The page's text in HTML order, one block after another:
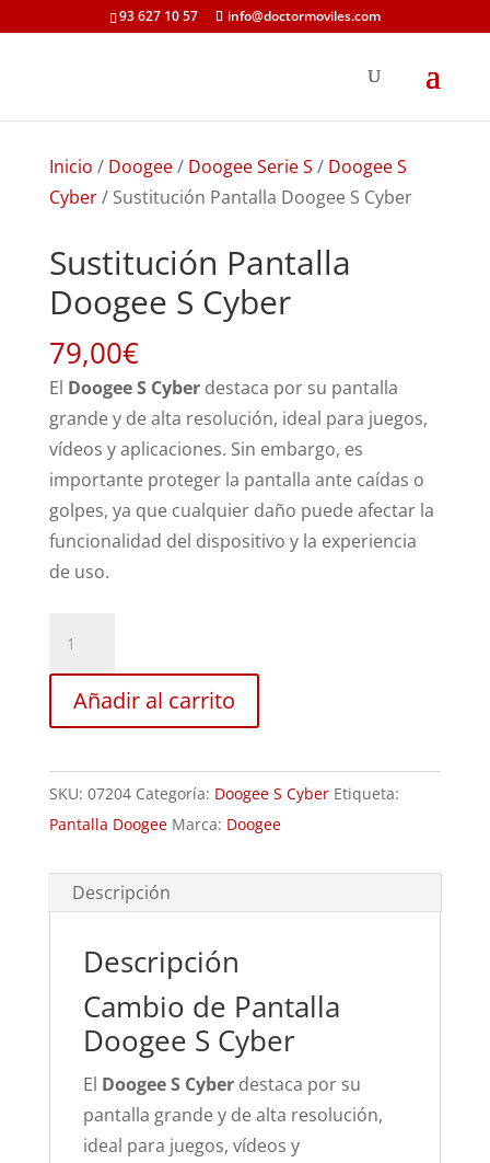
93 627 10 57 info@doctormoviles.com
Inicio / Doogee/ Doogee Serie S / Doogee S
Cyber/ Sustitución Pantalla Doogee S Cyber
Sustitución Pantalla
Doogee S Cyber
79,00€
El Doogee S Cyberdestaca por su pantalla
grande y de alta resolución, ideal para juegos,
vídeos y aplicaciones. Sin embargo, es
importante proteger la pantalla ante caídas o
golpes, ya que cualquier daño puede afectar la
funcionalidad del dispositivo y la experiencia
de uso.
Doogee
S
Añadir al carrito
SKU: 07204 Categoría: Doogee S Cyber Etiqueta:
Pantalla Doogee Marca: Doogee
Descripción
Descripción
Cambio de Pantalla
Doogee S Cyber
El Doogee S Cyberdestaca por su
pantalla grande y de alta resolución,
ideal para juegos, vídeos y